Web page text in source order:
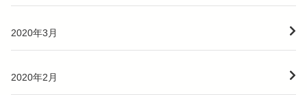
2020年3月
2020年2月